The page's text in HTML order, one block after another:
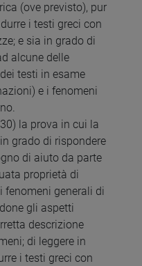
(ove previsto), pur
i testi greci con
e sia in grado di
alcune delle
testi in esame
e i fenomeni
la prova in cui la
grado di rispondere
di aiuto da parte
proprietà di
fenomeni generali di
gli aspetti
descrizione
di leggere in
i testi greci con